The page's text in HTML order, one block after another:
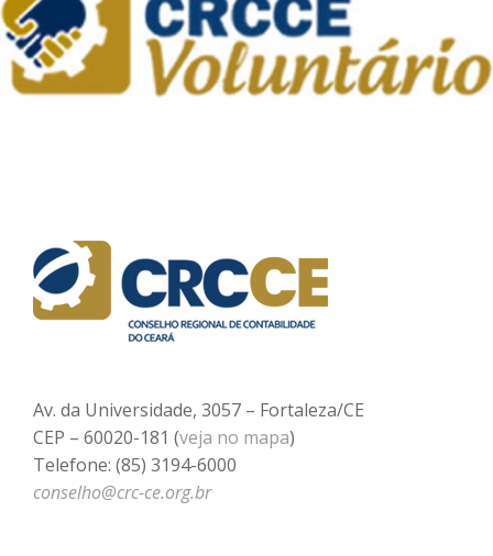
Av. da Universidade, 3057 – Fortaleza/CE
CEP – 60020-181 (veja no mapa)
Telefone: (85) 3194-6000
conselho@crc-ce.org.br